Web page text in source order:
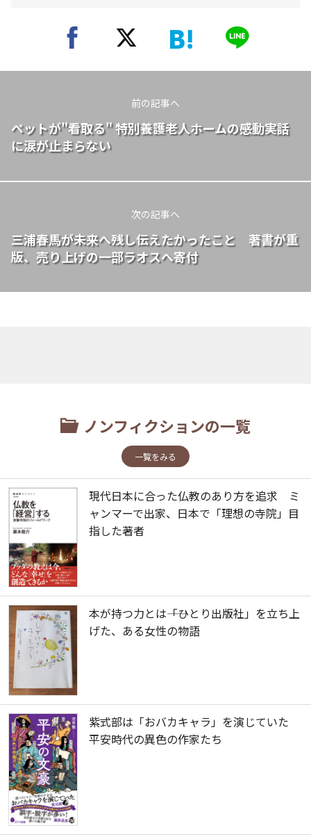
前の記事へ
ペットが"看取る" 特別養護老人ホームの感動実話
に涙が止まらない
次の記事へ
三浦春馬が未来へ残し伝えたかったこと 著書が重
版、売り上げの一部ラオスへ寄付
ノンフィクションの一覧
一覧をみる
現代日本に合った仏教のあり方を追求 ミ
ャンマーで出家、日本で「理想の寺院」目
指した著者
本が持つ力とは――「ひとり出版社」を立ち上
げた、ある女性の物語
紫式部は「おバカキャラ」を演じていた
平安時代の異色の作家たち